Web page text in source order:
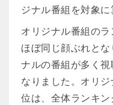
ジナル番組を対象に
オリジナル番組の
ほぼ同じ顔ぶれと
ナルの番組が多く
なりました。オリ
位は、全体ランキ